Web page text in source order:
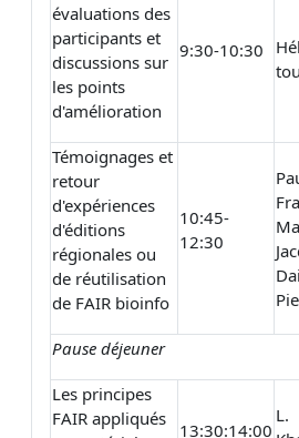
évaluations des
participants et
discussions sur
les points
d'amélioration
9:30-10:30
Témoignages et
retour
d'expériences
d'éditions
régionales ou
de réutilisation
de FAIR bioinfo
10:45-
12:30
Pause déjeuner
Les principes
FAIR appliqués
13:30:14:00
L.